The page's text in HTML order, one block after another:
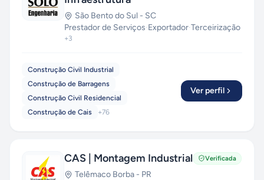
São Bento do Sul - SC
Prestador de Serviços·Exportador·Terceirização
+3
Construção Civil Industrial
Construção de Barragens
Construção Civil Residencial
Construção de Cais
+76
Ver perfil
CAS | Montagem Industrial Verificada
Telêmaco Borba - PR